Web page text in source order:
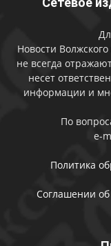
Новости
не всегда
несет
информации и
По
e-
Политика
Соглашении